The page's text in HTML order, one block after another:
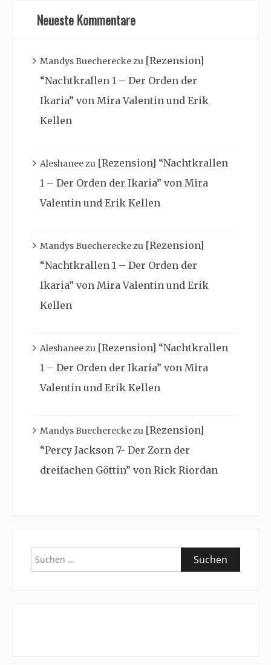
Neueste Kommentare
Mandys Buechereckezu [Rezension]
“Nachtkrallen 1 – Der Orden der
Ikaria” von Mira Valentin und Erik
Kellen
Aleshaneezu [Rezension] “Nachtkrallen
1 – Der Orden der Ikaria” von Mira
Valentin und Erik Kellen
Mandys Buechereckezu [Rezension]
“Nachtkrallen 1 – Der Orden der
Ikaria” von Mira Valentin und Erik
Kellen
Aleshaneezu [Rezension] “Nachtkrallen
1 – Der Orden der Ikaria” von Mira
Valentin und Erik Kellen
Mandys Buechereckezu [Rezension]
“Percy Jackson 7- Der Zorn der
dreifachen Göttin” von Rick Riordan
Suchen
nach: